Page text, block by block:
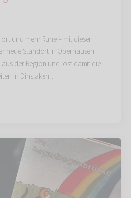
und mehr Ruhe – mit diesen
neue Standort in Oberhausen
der Region und löst damit die
in Dinslaken…